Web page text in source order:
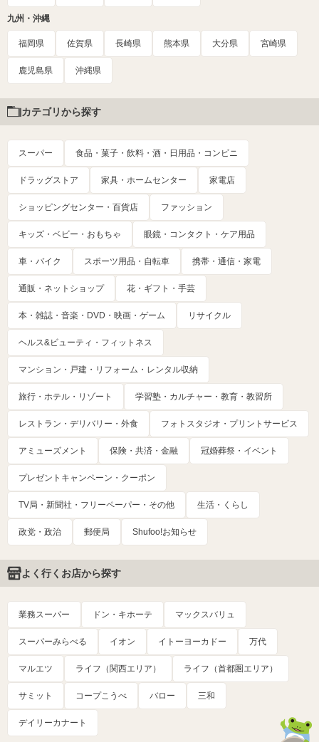
九州・沖縄
福岡県 佐賀県 長崎県 熊本県 大分県 宮崎県
鹿児島県 沖縄県
カテゴリから探す
スーパー 食品・菓子・飲料・酒・日用品・コンビニ
ドラッグストア 家具・ホームセンター 家電店
ショッピングセンター・百貨店 ファッション
キッズ・ベビー・おもちゃ 眼鏡・コンタクト・ケア用品
車・バイク スポーツ用品・自転車 携帯・通信・家電
通販・ネットショップ 花・ギフト・手芸
本・雑誌・音楽・DVD・映画・ゲーム リサイクル
ヘルス&ビューティ・フィットネス
マンション・戸建・リフォーム・レンタル収納
旅行・ホテル・リゾート 学習塾・カルチャー・教育・教習所
レストラン・デリバリー・外食 フォトスタジオ・プリントサービス
アミューズメント 保険・共済・金融 冠婚葬祭・イベント
プレゼントキャンペーン・クーポン
TV局・新聞社・フリーペーパー・その他 生活・くらし
政党・政治 郵便局 Shufoo!お知らせ
よく行くお店から探す
業務スーパー ドン・キホーテ マックスバリュ
スーパーみらべる イオン イトーヨーカドー 万代
マルエツ ライフ（関西エリア） ライフ（首都圏エリア）
サミット コープこうべ バロー 三和
デイリーカナート